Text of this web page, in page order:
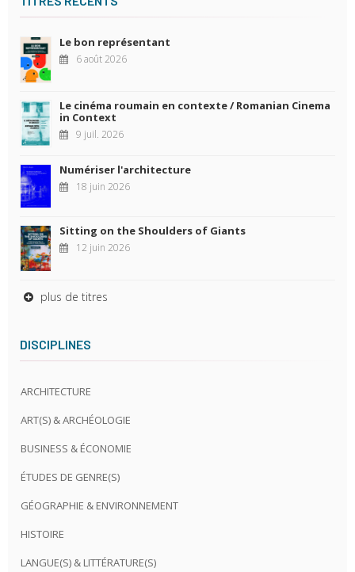
Le bon représentant
6 août 2026
Le cinéma roumain en contexte / Romanian Cinema
in Context
9 juil. 2026
Numériser l'architecture
18 juin 2026
Sitting on the Shoulders of Giants
12 juin 2026
plus de titres
DISCIPLINES
ARCHITECTURE
ART(S) & ARCHÉOLOGIE
BUSINESS & ÉCONOMIE
ÉTUDES DE GENRE(S)
GÉOGRAPHIE & ENVIRONNEMENT
HISTOIRE
LANGUE(S) & LITTÉRATURE(S)